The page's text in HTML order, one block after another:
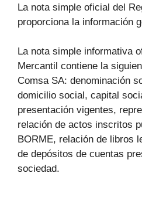
La nota simple oficial del
proporciona la información
La nota simple informativa
Mercantil contiene la
Comsa SA: denominación
domicilio social, capital
presentación vigentes,
relación de actos inscritos
BORME, relación de libros
de depósitos de cuentas
sociedad.